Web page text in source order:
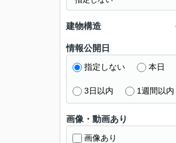
建物構造
情報公開日
指定しない 本日
3日以内 1週間以内
画像・動画あり
画像あり